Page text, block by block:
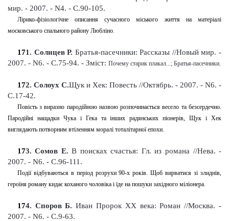
мир. - 2007. - N4. - С.90-105.
Лірико-фізіологічне описання сучасного міського життя на матеріалі
московського спального району Любліно.
171. Солнцев Р. Братья-пасечники: Рассказы //Новый мир. -
2007. - N6. - С.75-94. - Зміст: Почему старик плакал...; Братья-пасечники.
172. Солоух С.Щук и Хек: Повесть //Октябрь. - 2007. - N6. -
С.17-42.
Повість з виразно пародійною назвою розпочинається весело та безсердечно.
Пародійні нащадки Чука і Гека та інших радянських піонерів, Щук і Хек
виглядають потворним втіленням моралі тоталітарної епохи.
173. Сомов Е. В поисках счастья: Гл. из романа //Нева. -
2007. - N6. - С.96-111 .
Події відбуваються в період розрухи 90-х років. Щоб вирватися зі злиднів,
героїня роману кидає коханого чоловіка і їде на пошуки західного міліонера.
174. Споров Б. Иван Пророк XX века: Роман //Москва. -
2007. - N6. - С.9-63.